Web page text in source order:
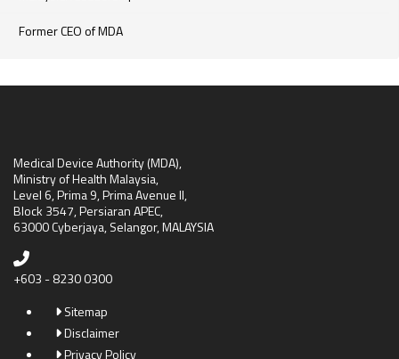
Former CEO of MDA
Medical Device Authority (MDA),
Ministry of Health Malaysia,
Level 6, Prima 9, Prima Avenue II,
Block 3547, Persiaran APEC,
63000 Cyberjaya, Selangor, MALAYSIA
+603 - 8230 0300
Sitemap
Disclaimer
Privacy Policy